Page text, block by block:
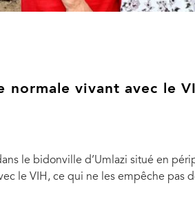
normale vivant avec le
le bidonville d’Umlazi situé en
le VIH, ce qui ne les empêche pas